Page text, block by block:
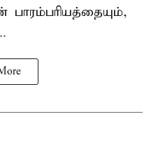
பாரம்பரியத்தையும்,